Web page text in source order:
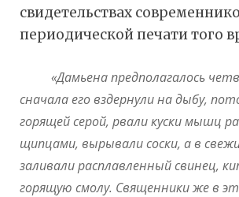
свидетельствах
периодической печати того
«Дамьена предполагалось
сначала его вздернули на дыбу,
горящей серой, рвали куски мышц
щипцами, вырывали соски, а в
заливали расплавленный свинец,
горящую смолу. Священники же в